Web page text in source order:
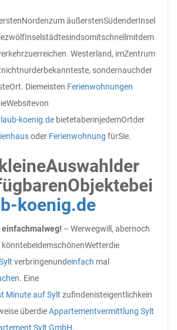
Nordenzum äußerstenSüdenderInsel
zwölfInselstädtesindsomitschnell mitdem
zuerreichen. Westerland, imZentrum
nichtnurderbekannteste, sondernauchder
Ort. Diemeisten Ferienwohnungen
Websitevon
koenig.de bietetaberinjedemOrtder
oder Ferienwohnung fürSie.
kleineAuswahl der
Objektebei
koenig.de
einfachmal weg! – Werwegwill, abernoch
könntebeidemschönenWetterdie
verbringenundeinfach mal
. Eine
Minute auf Sylt zufindenisteigentlichkein
überdieAppartementvermittlung Sylt
Sylt GmbH.